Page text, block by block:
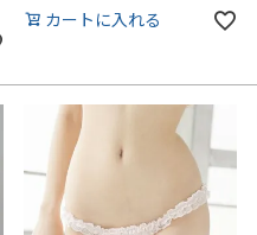
カートに入れる